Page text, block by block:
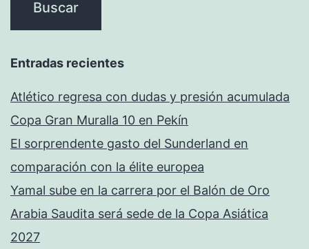
Entradas recientes
Atlético regresa con dudas y presión acumulada
Copa Gran Muralla 10 en Pekín
El sorprendente gasto del Sunderland en
comparación con la élite europea
Yamal sube en la carrera por el Balón de Oro
Arabia Saudita será sede de la Copa Asiática
2027